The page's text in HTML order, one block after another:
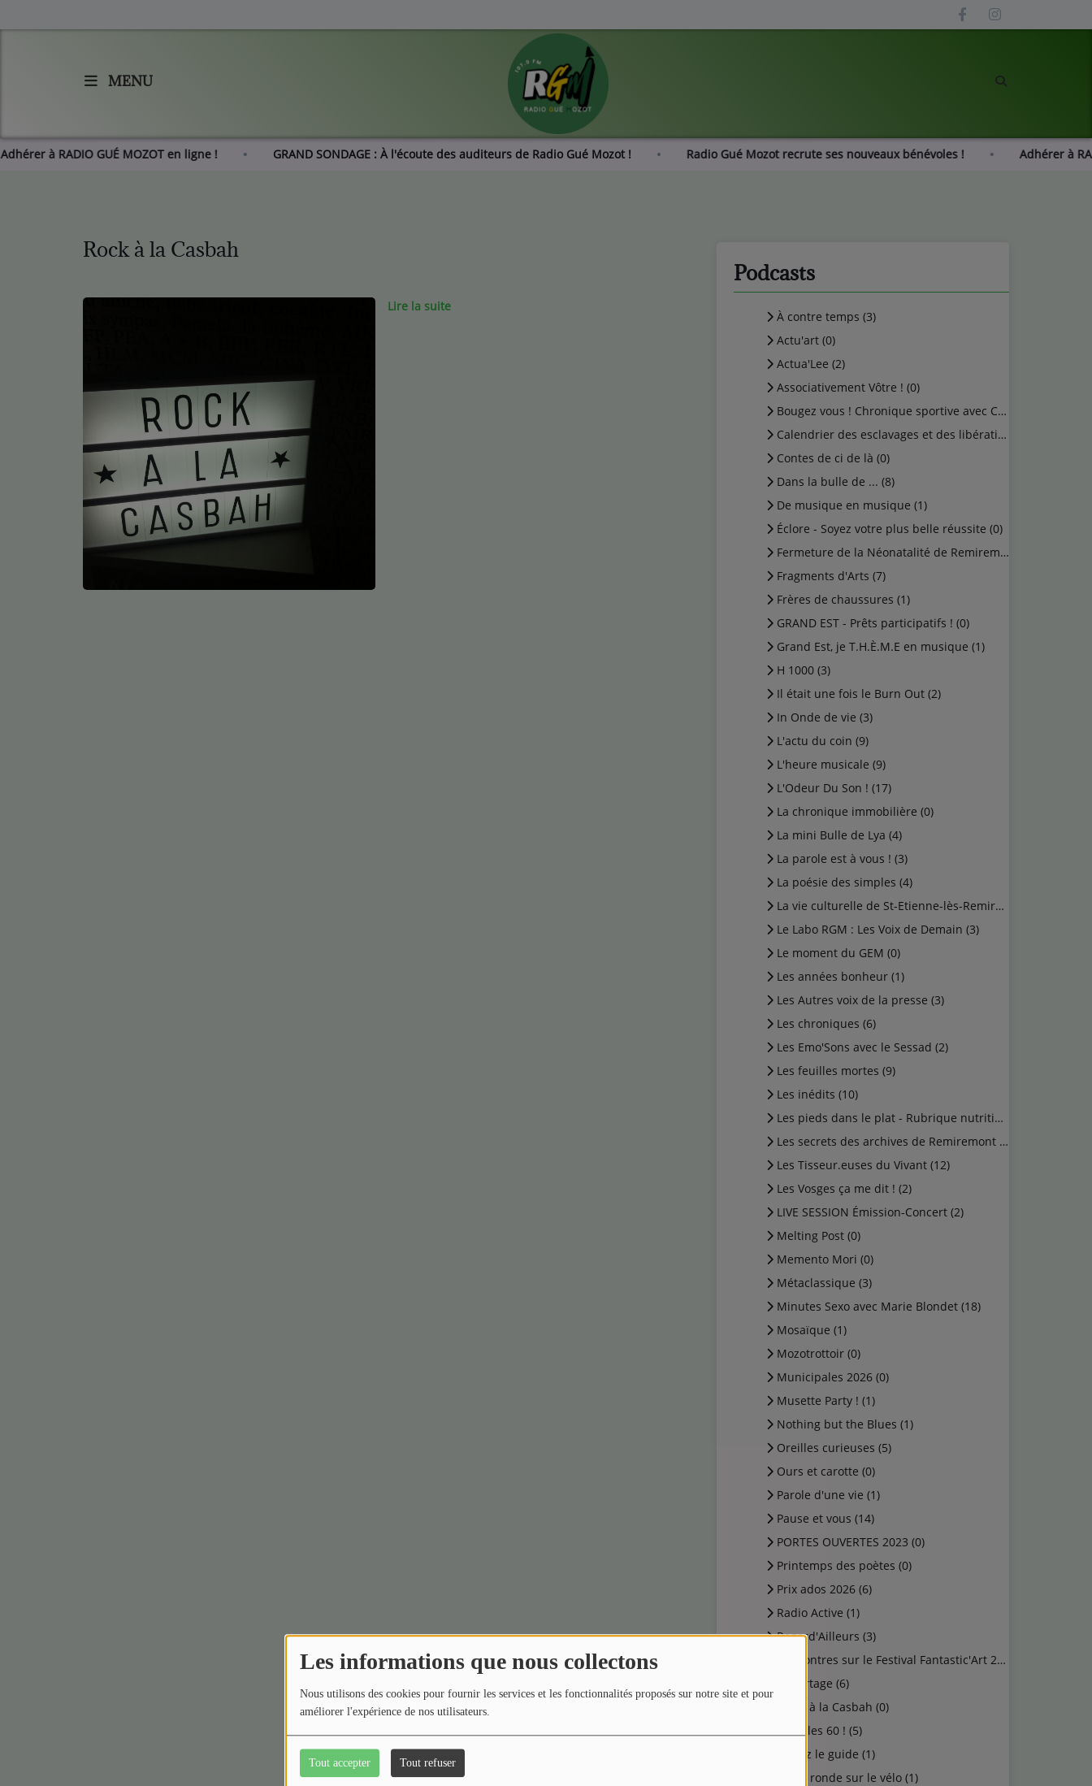
Les informations que nous collectons
Nous utilisons des cookies pour fournir les services et les fonctionnalités proposés sur notre site et pour
améliorer l'expérience de nos utilisateurs.
Tout accepter Tout refuser
MENU
Adhérer à RADIO GUÉ MOZOT en ligne ! GRAND SONDAGE : À l'écoute des auditeurs de Radio Gué Mozot ! Radio Gué Mozot recrute ses nouveaux bénévoles !
Agenda
Rock à la Casbah
Lire la suite
Podcasts
À contre temps (3)
Actu'art (0)
Actua'Lee (2)
Associativement Vôtre ! (0)
Bougez vous ! Chronique sportive avec Cédric (0)
Calendrier des esclavages et des libérations (1)
Contes de ci de là (0)
Dans la bulle de ... (8)
De musique en musique (1)
Éclore - Soyez votre plus belle réussite (0)
Fermeture de la Néonatalité de Remiremont (0)
Fragments d'Arts (7)
Frères de chaussures (1)
GRAND EST - Prêts participatifs ! (0)
Grand Est, je T.H.È.M.E en musique (1)
H 1000 (3)
Il était une fois le Burn Out (2)
In Onde de vie (3)
L'actu du coin (9)
L'heure musicale (9)
L'Odeur Du Son ! (17)
La chronique immobilière (0)
La mini Bulle de Lya (4)
La parole est à vous ! (3)
La poésie des simples (4)
La vie culturelle de St-Etienne-lès-Remiremont (1)
Le Labo RGM : Les Voix de Demain (3)
Le moment du GEM (0)
Les années bonheur (1)
Les Autres voix de la presse (3)
Les chroniques (6)
Les Emo'Sons avec le Sessad (2)
Les feuilles mortes (9)
Les inédits (10)
Les pieds dans le plat - Rubrique nutrition (0)
Les secrets des archives de Remiremont (2)
Les Tisseur.euses du Vivant (12)
Les Vosges ça me dit ! (2)
LIVE SESSION Émission-Concert (2)
Melting Post (0)
Memento Mori (0)
Métaclassique (3)
Minutes Sexo avec Marie Blondet (18)
Mosaïque (1)
Mozotrottoir (0)
Municipales 2026 (0)
Musette Party ! (1)
Nothing but the Blues (1)
Oreilles curieuses (5)
Ours et carotte (0)
Parole d'une vie (1)
Pause et vous (14)
PORTES OUVERTES 2023 (0)
Printemps des poètes (0)
Prix ados 2026 (6)
Radio Active (1)
Regard'Ailleurs (3)
Rencontres sur le Festival Fantastic'Art 2023 (0)
Reportage (6)
Rock à la Casbah (0)
Salut les 60 ! (5)
Suivez le guide (1)
Table ronde sur le vélo (1)